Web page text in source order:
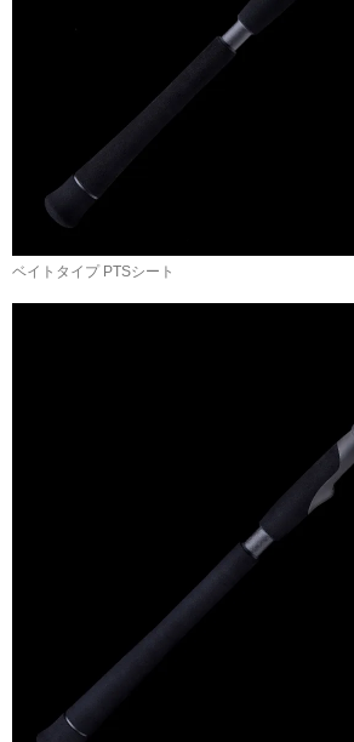
ベイトタイプ PTSシート